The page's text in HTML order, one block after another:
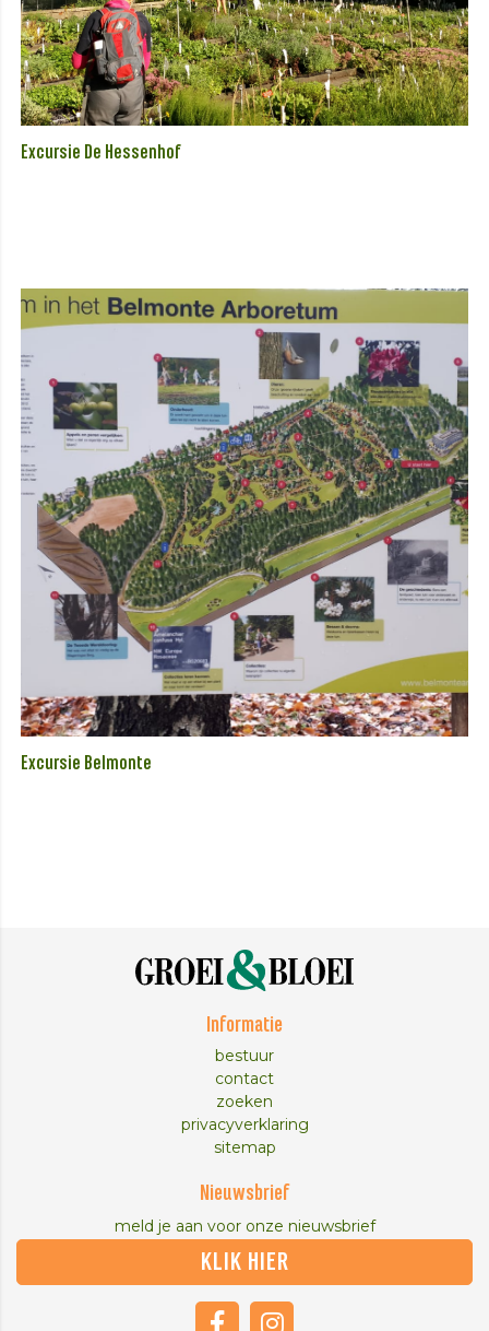
Excursie De Hessenhof
Excursie Belmonte
Informatie
bestuur
contact
zoeken
privacyverklaring
sitemap
Nieuwsbrief
meld je aan voor onze nieuwsbrief
KLIK HIER